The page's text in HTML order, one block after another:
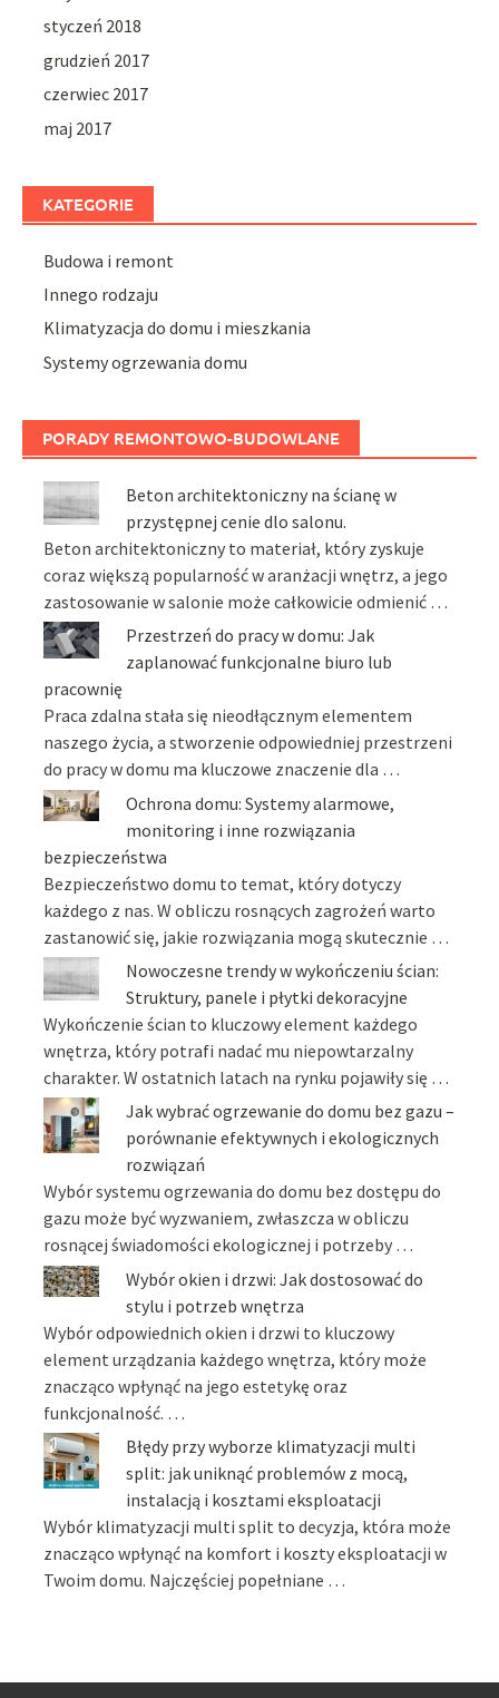
styczeń 2018
grudzień 2017
czerwiec 2017
maj 2017
KATEGORIE
Budowa i remont
Innego rodzaju
Klimatyzacja do domu i mieszkania
Systemy ogrzewania domu
PORADY REMONTOWO-BUDOWLANE
Beton architektoniczny na ścianę w
przystępnej cenie dlo salonu.
Beton architektoniczny to materiał, który zyskuje
coraz większą popularność w aranżacji wnętrz, a jego
zastosowanie w salonie może całkowicie odmienić …
Przestrzeń do pracy w domu: Jak
zaplanować funkcjonalne biuro lub
pracownię
Praca zdalna stała się nieodłącznym elementem
naszego życia, a stworzenie odpowiedniej przestrzeni
do pracy w domu ma kluczowe znaczenie dla …
Ochrona domu: Systemy alarmowe,
monitoring i inne rozwiązania
bezpieczeństwa
Bezpieczeństwo domu to temat, który dotyczy
każdego z nas. W obliczu rosnących zagrożeń warto
zastanowić się, jakie rozwiązania mogą skutecznie …
Nowoczesne trendy w wykończeniu ścian:
Struktury, panele i płytki dekoracyjne
Wykończenie ścian to kluczowy element każdego
wnętrza, który potrafi nadać mu niepowtarzalny
charakter. W ostatnich latach na rynku pojawiły się …
Jak wybrać ogrzewanie do domu bez gazu –
porównanie efektywnych i ekologicznych
rozwiązań
Wybór systemu ogrzewania do domu bez dostępu do
gazu może być wyzwaniem, zwłaszcza w obliczu
rosnącej świadomości ekologicznej i potrzeby …
Wybór okien i drzwi: Jak dostosować do
stylu i potrzeb wnętrza
Wybór odpowiednich okien i drzwi to kluczowy
element urządzania każdego wnętrza, który może
znacząco wpłynąć na jego estetykę oraz
funkcjonalność. …
Błędy przy wyborze klimatyzacji multi
split: jak uniknąć problemów z mocą,
instalacją i kosztami eksploatacji
Wybór klimatyzacji multi split to decyzja, która może
znacząco wpłynąć na komfort i koszty eksploatacji w
Twoim domu. Najczęściej popełniane …